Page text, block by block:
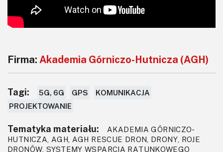
Firma: Akademia Górniczo-Hutnicza (AGH)
Tagi: 5G, 6G GPS
KOMUNIKACJA
PROJEKTOWANIE
Tematyka materiału:
AKADEMIA GÓRNICZO-
HUTNICZA, AGH, AGH RESCUE DRON, DRONY, ROJE
DRONÓW, SYSTEMY WSPARCIA RATUNKOWEGO